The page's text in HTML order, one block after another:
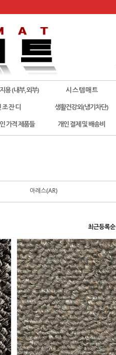
용 (내부,외부) 시 스 템 매 트
조 잔 디 생활건강외(냉기차단)
가격 제품들 개인 결제 및 배송비
아레스(AR)
최근등록순